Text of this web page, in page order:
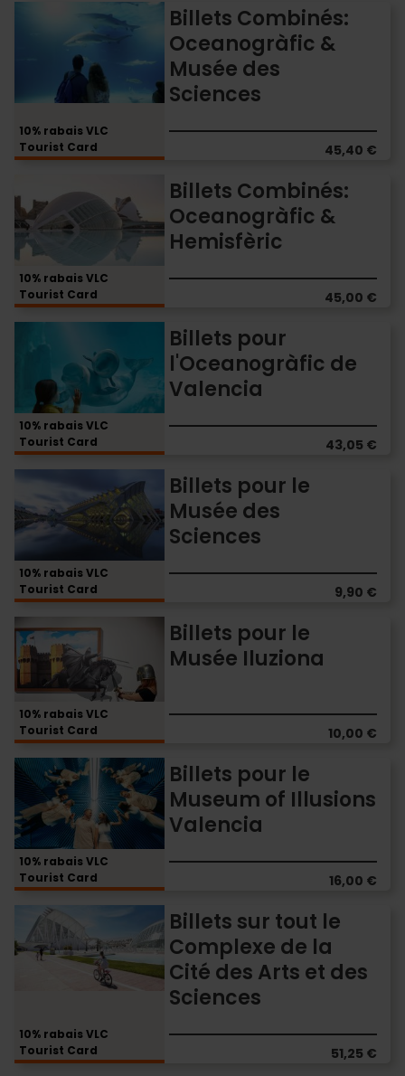
10% rabais VLC
Tourist Card
Billets Combinés:
Oceanogràfic &
Musée des
Sciences
45,40 €
Oceanogràfic
des
Sciences
10% rabais VLC
Tourist Card
Billets Combinés:
Oceanogràfic &
Hemisfèric
45,00 €
Combinés:
Oceanogràfic
Hemisfèric
10% rabais VLC
Tourist Card
Billets pour
l'Oceanogràfic de
Valencia
43,05 €
l'Oceanogràfic
Valencia
10% rabais VLC
Tourist Card
Billets pour le
Musée des
Sciences
9,90 €
Billets
le
Musée
des
Sciences
10% rabais VLC
Tourist Card
Billets pour le
Musée Iluziona
10,00 €
Billets
pour
le
Musée
10% rabais VLC
Tourist Card
Billets pour le
Museum of Illusions
Valencia
16,00 €
Billets
pour
le
Museum
of
Illusions
Valencia
10% rabais VLC
Tourist Card
Billets sur tout le
Complexe de la
Cité des Arts et des
Sciences
51,25 €
Billets
sur
tout
la
Cité
des